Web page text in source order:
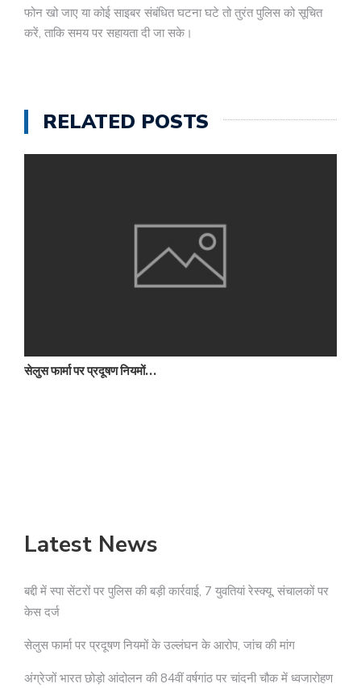
फोन खो जाए या कोई साइबर संबंधित घटना घटे तो तुरंत पुलिस को सूचित
करें, ताकि समय पर सहायता दी जा सके।
RELATED POSTS
सेलुस फार्मा पर प्रदूषण नियमों…
Latest News
बद्दी में स्पा सेंटरों पर पुलिस की बड़ी कार्रवाई, 7 युवतियां रेस्क्यू, संचालकों पर
केस दर्ज
सेलुस फार्मा पर प्रदूषण नियमों के उल्लंघन के आरोप, जांच की मांग
अंग्रेजों भारत छोड़ो आंदोलन की 84वीं वर्षगांठ पर चांदनी चौक में ध्वजारोहण